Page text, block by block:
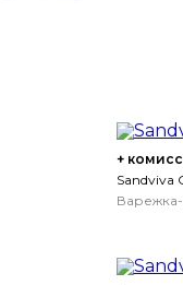
+
Sandviva